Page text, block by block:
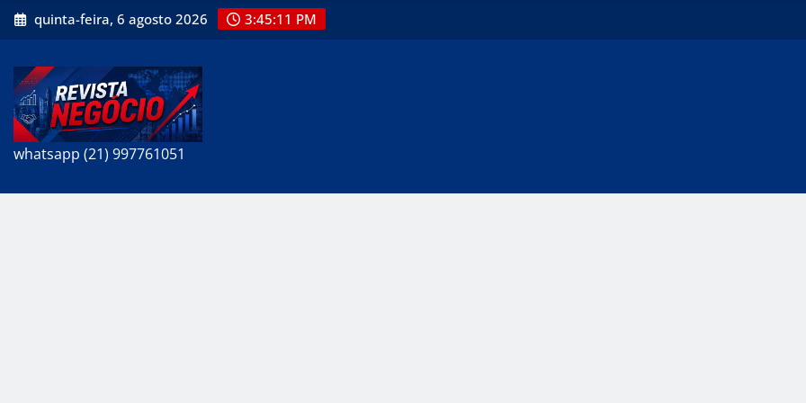
Skip
to
quinta-feira, 6 agosto 2026 3:45:12 PM
whatsapp (21) 997761051